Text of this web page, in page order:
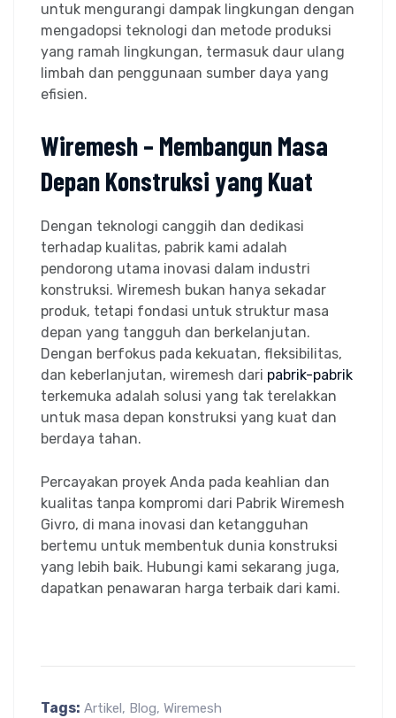
untuk mengurangi dampak lingkungan dengan
mengadopsi teknologi dan metode produksi
yang ramah lingkungan, termasuk daur ulang
limbah dan penggunaan sumber daya yang
efisien.
Wiremesh – Membangun Masa
Depan Konstruksi yang Kuat
Dengan teknologi canggih dan dedikasi
terhadap kualitas, pabrik kami adalah
pendorong utama inovasi dalam industri
konstruksi. Wiremesh bukan hanya sekadar
produk, tetapi fondasi untuk struktur masa
depan yang tangguh dan berkelanjutan.
Dengan berfokus pada kekuatan, fleksibilitas,
dan keberlanjutan, wiremesh dari pabrik-pabrik
terkemuka adalah solusi yang tak terelakkan
untuk masa depan konstruksi yang kuat dan
berdaya tahan.
Percayakan proyek Anda pada keahlian dan
kualitas tanpa kompromi dari Pabrik Wiremesh
Givro, di mana inovasi dan ketangguhan
bertemu untuk membentuk dunia konstruksi
yang lebih baik. Hubungi kami sekarang juga,
dapatkan penawaran harga terbaik dari kami.
Tags: Artikel, Blog, Wiremesh